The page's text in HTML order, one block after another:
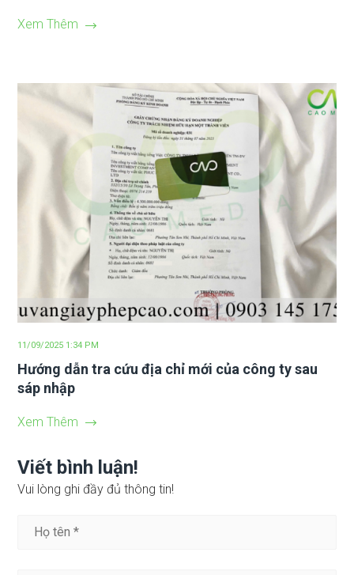
Xem Thêm
11/09/2025 1:34 PM
Hướng dẫn tra cứu địa chỉ mới của công ty sau
sáp nhập
Xem Thêm
Viết bình luận!
Vui lòng ghi đầy đủ thông tin!